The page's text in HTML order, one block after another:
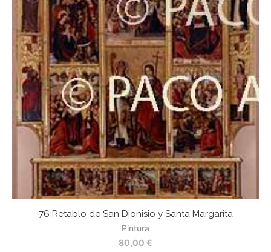
76 Retablo de San Dionisio y Santa Margarita
Pintura
80,00 €